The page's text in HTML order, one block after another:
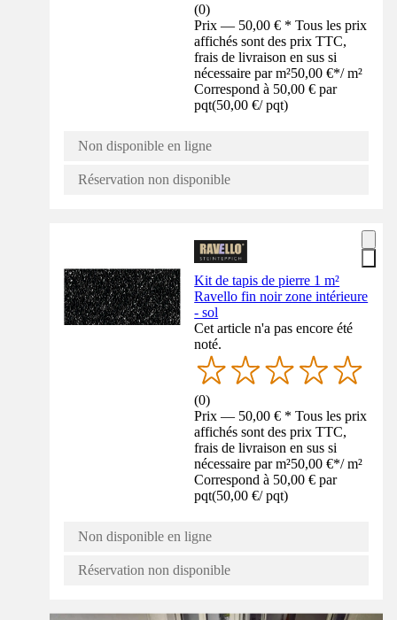
(0)
Prix — 50,00 € * Tous les prix
affichés sont des prix TTC,
frais de livraison en sus si
nécessaire par m²50,00 €*/ m²
Correspond à 50,00 € par
pqt(50,00 €/ pqt)
Non disponible en ligne
Réservation non disponible
Kit de tapis de pierre 1 m²
Ravello fin noir zone intérieure
- sol
Cet article n'a pas encore été
noté.
(0)
Prix — 50,00 € * Tous les prix
affichés sont des prix TTC,
frais de livraison en sus si
nécessaire par m²50,00 €*/ m²
Correspond à 50,00 € par
pqt(50,00 €/ pqt)
Non disponible en ligne
Réservation non disponible